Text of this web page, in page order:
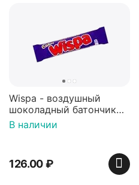
Wispa - воздушный
шоколадный батончик
36 гр
В наличии
126.00₽